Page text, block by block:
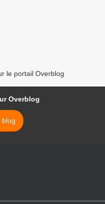
le portail Overblog
Overblog
blog